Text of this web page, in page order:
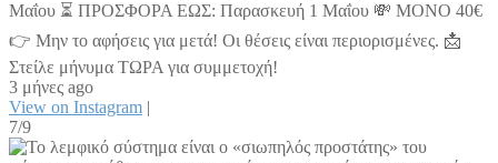
Μαΐου ⏳ ΠΡΟΣΦΟΡΑ ΕΩΣ: Παρασκευή 1 Μαΐου 💸 ΜΟΝΟ 40€
👉 Μην το αφήσεις για μετά! Οι θέσεις είναι περιορισμένες. 📩
Στείλε μήνυμα ΤΩΡΑ για συμμετοχή!
3 μήνες ago
View on Instagram |
7/9